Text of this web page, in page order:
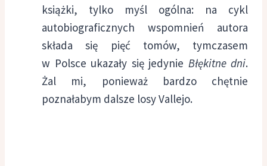
książki, tylko myśl ogólna: na cykl
autobiograficznych wspomnień autora
składa się pięć tomów, tymczasem
w Polsce ukazały się jedynie Błękitne dni.
Żal mi, ponieważ bardzo chętnie
poznałabym dalsze losy Vallejo.